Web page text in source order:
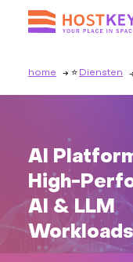
home Diensten
AI
High-
AI & LLM
Workloads